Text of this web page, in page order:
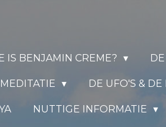
IS BENJAMIN CREME?
DE UFO'S &
NUTTIGE INFORMATIE